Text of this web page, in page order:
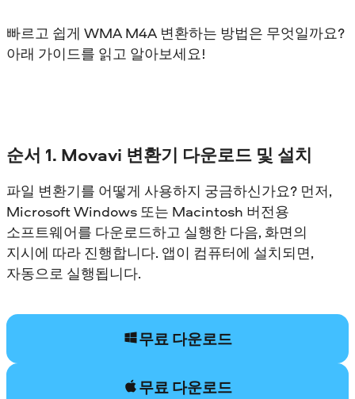
빠르고 쉽게 WMA M4A 변환하는 방법은 무엇일까요?
아래 가이드를 읽고 알아보세요!
순서 1. Movavi 변환기 다운로드 및 설치
파일 변환기를 어떻게 사용하지 궁금하신가요? 먼저,
Microsoft Windows 또는 Macintosh 버전용
소프트웨어를 다운로드하고 실행한 다음, 화면의
지시에 따라 진행합니다. 앱이 컴퓨터에 설치되면,
자동으로 실행됩니다.
무료 다운로드
무료 다운로드